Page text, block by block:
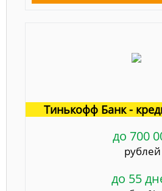
Тинькофф Банк -
до 700
рублей
до 55